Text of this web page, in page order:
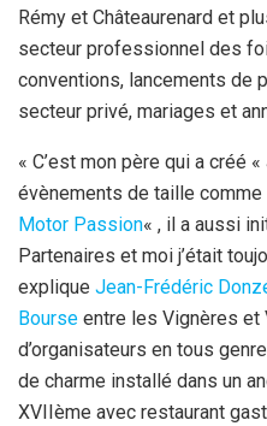
Rémy et Châteaurenard et
secteur professionnel des
conventions, lancements de
secteur privé, mariages et
« C’est mon père qui a créé
évènements de taille comme
Motor Passion« , il a aussi
Partenaires et moi j’était
explique Jean-Frédéric
Bourse entre les Vignères et
d’organisateurs en tous
de charme installé dans un
XVIIème avec restaurant